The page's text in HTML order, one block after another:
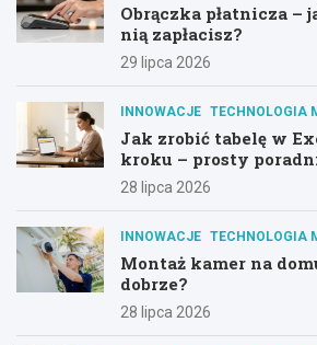
Obrączka płatnicza –
nią zapłacisz?
29 lipca 2026
INNOWACJE TECHNOLOGIA
Jak zrobić tabelę w
kroku – prosty
początkujących
28 lipca 2026
INNOWACJE TECHNOLOGIA
Montaż kamer na
dobrze?
28 lipca 2026